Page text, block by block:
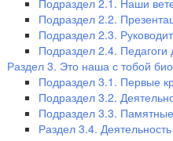
Подраздел 2.1. Наши
Подраздел 2.2.
Подраздел 2.3.
Подраздел 2.4. Педагоги
Раздел 3. Это наша с тобой
Подраздел 3.1. Первые
Подраздел 3.2.
Подраздел 3.3.
Раздел 3.4.